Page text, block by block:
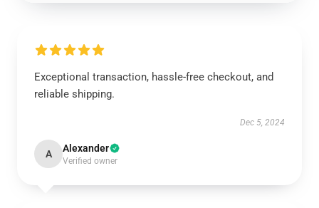
Exceptional transaction, hassle-free checkout, and
reliable shipping.
Dec 5, 2024
A Alexander
Verified owner